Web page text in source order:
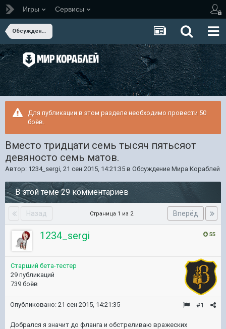
Игры Сервисы
Обсуждение Мира Кораблей
Для публикации в этом разделе необходимо провести 50
боёв.
Вместо тридцати семь тысяч пятьсяот
девяносто семь матов.
Автор: 1234_sergi, 21 сен 2015, 14:21:35 в Обсуждение Мира Кораблей
В этой теме 29 комментариев
Назад Вперёд
Страница 1 из 2
55
1234_sergi
Старший бета-тестер
29 публикаций
739 боёв
#1
Опубликовано: 21 сен 2015, 14:21:35
Добрался я значит до фланга и обстреливаю вражеских